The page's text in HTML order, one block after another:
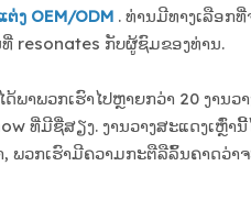
ຕ່ງ OEM/ODM . ທ່ານ​ມີ​ທາງ​ເລືອກ​
resonates ກັບ​ຜູ້​ຊົມ​ຂອງ​ທ່ານ​.
ດ້ພາພວກເຮົາໄປຫຼາຍກວ່າ 20 ງານ
ທີ່ມີຊື່ສຽງ. ງານວາງສະແດງເຫຼົ່
ພວກເຮົາມີຄວາມກະຕືລືລົ້ນຄາດວ່